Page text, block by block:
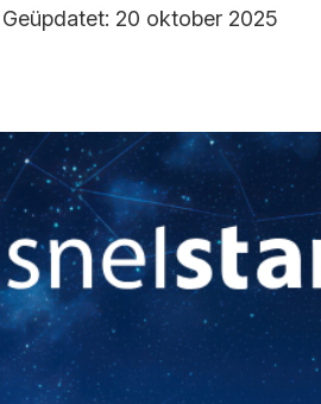
Geüpdatet: 20 oktober 2025